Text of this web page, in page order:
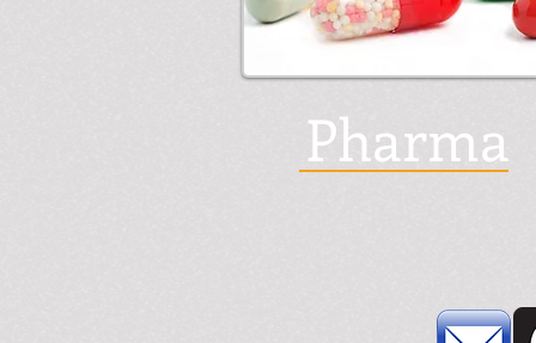
Pharma